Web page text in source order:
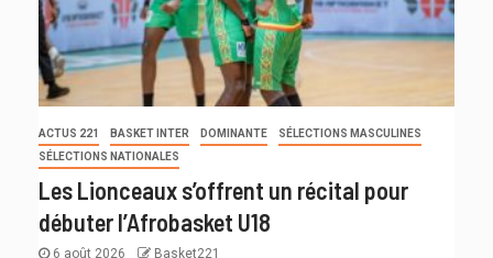
ACTUS 221 BASKET INTER DOMINANTE
SÉLECTIONS MASCULINES
SÉLECTIONS NATIONALES
Les Lionceaux s’offrent un récital pour
débuter l’Afrobasket U18
6 août 2026 Basket221